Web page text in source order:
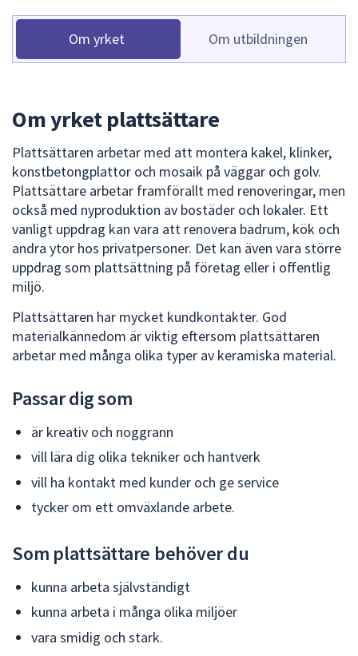
Om yrket Om utbildningen
Om yrket plattsättare
Plattsättaren arbetar med att montera kakel, klinker,
konstbetongplattor och mosaik på väggar och golv.
Plattsättare arbetar framförallt med renoveringar, men
också med nyproduktion av bostäder och lokaler. Ett
vanligt uppdrag kan vara att renovera badrum, kök och
andra ytor hos privatpersoner. Det kan även vara större
uppdrag som plattsättning på företag eller i offentlig
miljö.
Plattsättaren har mycket kundkontakter. God
materialkännedom är viktig eftersom plattsättaren
arbetar med många olika typer av keramiska material.
Passar dig som
är kreativ och noggrann
vill lära dig olika tekniker och hantverk
vill ha kontakt med kunder och ge service
tycker om ett omväxlande arbete.
Som plattsättare behöver du
kunna arbeta självständigt
kunna arbeta i många olika miljöer
vara smidig och stark.